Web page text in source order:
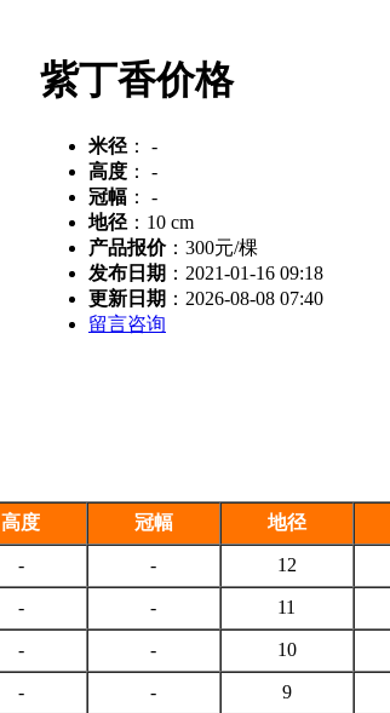
紫丁香价格
米径 ：
-
高度 ：
-
冠幅 ：
-
地径 ： 10 cm
产品报价： 300元/棵
发布日期 ：2021-01-16 09:18
更新日期 ：2026-08-08 07:40
留言咨询
高度 冠幅 地径
- - 12
- - 11
- - 10
- - 9